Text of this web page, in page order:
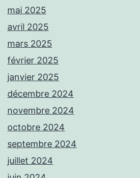
mai 2025
avril 2025
mars 2025
février 2025
janvier 2025
décembre 2024
novembre 2024
octobre 2024
septembre 2024
juillet 2024